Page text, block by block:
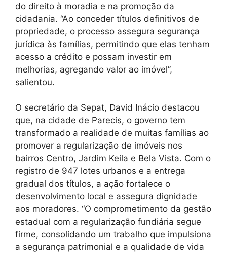
do direito à moradia e na promoção da
cidadania. “Ao conceder títulos definitivos de
propriedade, o processo assegura segurança
jurídica às famílias, permitindo que elas tenham
acesso a crédito e possam investir em
melhorias, agregando valor ao imóvel”,
salientou.
O secretário da Sepat, David Inácio destacou
que, na cidade de Parecis, o governo tem
transformado a realidade de muitas famílias ao
promover a regularização de imóveis nos
bairros Centro, Jardim Keila e Bela Vista. Com o
registro de 947 lotes urbanos e a entrega
gradual dos títulos, a ação fortalece o
desenvolvimento local e assegura dignidade
aos moradores. “O comprometimento da gestão
estadual com a regularização fundiária segue
firme, consolidando um trabalho que impulsiona
a segurança patrimonial e a qualidade de vida